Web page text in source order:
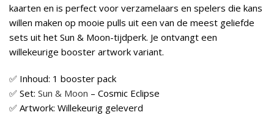
kaarten en is perfect voor verzamelaars en spelers die kans
willen maken op mooie pulls uit een van de meest geliefde
sets uit het Sun & Moon-tijdperk. Je ontvangt een
willekeurige booster artwork variant.
✅ Inhoud: 1 booster pack
✅ Set: Sun & Moon – Cosmic Eclipse
✅ Artwork: Willekeurig geleverd